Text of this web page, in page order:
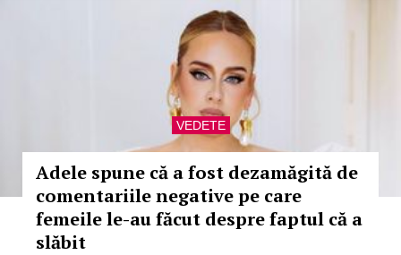
VEDETE
Adele spune că a fost dezamăgită de
comentariile negative pe care
femeile le-au făcut despre faptul că a
slăbit